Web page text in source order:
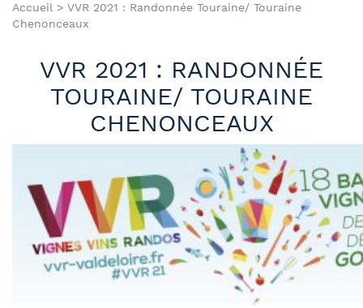
Accueil > VVR 2021 : Randonnée Touraine/ Touraine
Chenonceaux
VVR 2021 : RANDONNÉE
TOURAINE/ TOURAINE
CHENONCEAUX